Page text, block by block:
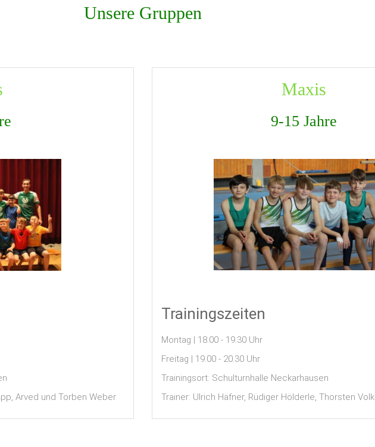
Unsere Gruppen
Arved und Torben Weber
Maxis
9-15 Jahre
Trainingszeiten
Montag | 18.00 - 19.30 Uhr
Freitag | 19.00 - 20.30 Uhr
Trainingsort: Schulturnhalle Neckarhausen
Trainer: Ulrich Häfner, Rüdiger Hölderle, Thorsten Volk